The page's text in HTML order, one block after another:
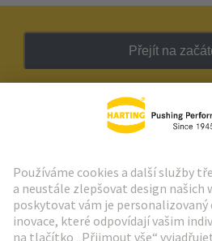
Přejít na
Zpravodaj HARTING
Přejít na registraci